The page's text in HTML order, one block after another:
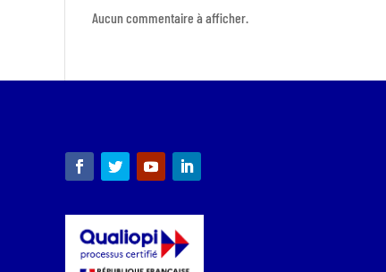
Aucun commentaire à afficher.